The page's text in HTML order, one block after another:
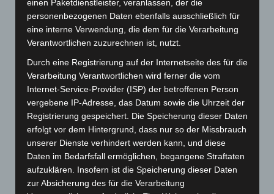
Blaulicht
2.799
Corona-News
Langenhagen und Ortsteile
Leserbriefe
Menschen
Über uns
Veranstaltungen
Welt
1.272
einen Paketdienstleister, veranlassen, der die
personenbezogenen Daten ebenfalls ausschließlich für
eine interne Verwendung, die dem für die Verarbeitung
Verantwortlichen zuzurechnen ist, nutzt.
Durch eine Registrierung auf der Internetseite des für die
Verarbeitung Verantwortlichen wird ferner die vom
Internet-Service-Provider (ISP) der betroffenen Person
vergebene IP-Adresse, das Datum sowie die Uhrzeit der
Registrierung gespeichert. Die Speicherung dieser Daten
erfolgt vor dem Hintergrund, dass nur so der Missbrauch
unserer Dienste verhindert werden kann, und diese
Daten im Bedarfsfall ermöglichen, begangene Straftaten
aufzuklären. Insofern ist die Speicherung dieser Daten
zur Absicherung des für die Verarbeitung